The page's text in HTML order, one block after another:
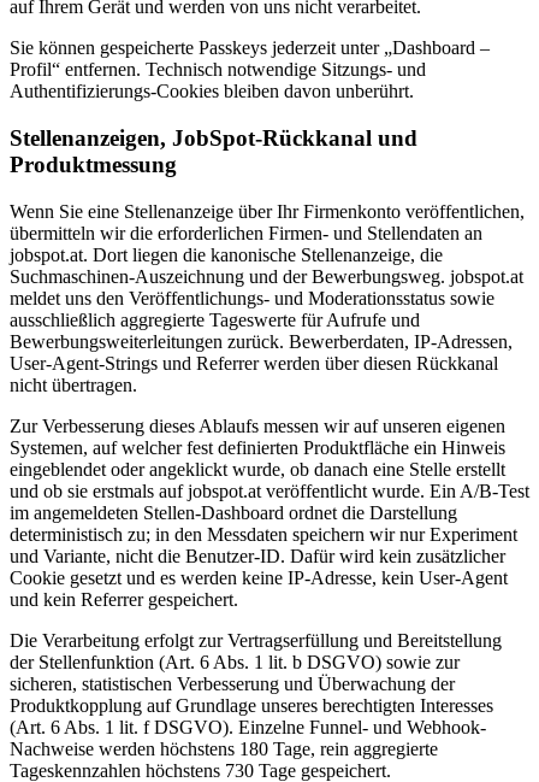
auf Ihrem Gerät und werden von uns nicht verarbeitet.
Sie können gespeicherte Passkeys jederzeit unter „Dashboard –
Profil“ entfernen. Technisch notwendige Sitzungs- und
Authentifizierungs-Cookies bleiben davon unberührt.
Stellenanzeigen, JobSpot-Rückkanal und
Produktmessung
Wenn Sie eine Stellenanzeige über Ihr Firmenkonto veröffentlichen,
übermitteln wir die erforderlichen Firmen- und Stellendaten an
jobspot.at. Dort liegen die kanonische Stellenanzeige, die
Suchmaschinen-Auszeichnung und der Bewerbungsweg. jobspot.at
meldet uns den Veröffentlichungs- und Moderationsstatus sowie
ausschließlich aggregierte Tageswerte für Aufrufe und
Bewerbungsweiterleitungen zurück. Bewerberdaten, IP-Adressen,
User-Agent-Strings und Referrer werden über diesen Rückkanal
nicht übertragen.
Zur Verbesserung dieses Ablaufs messen wir auf unseren eigenen
Systemen, auf welcher fest definierten Produktfläche ein Hinweis
eingeblendet oder angeklickt wurde, ob danach eine Stelle erstellt
und ob sie erstmals auf jobspot.at veröffentlicht wurde. Ein A/B-Test
im angemeldeten Stellen-Dashboard ordnet die Darstellung
deterministisch zu; in den Messdaten speichern wir nur Experiment
und Variante, nicht die Benutzer-ID. Dafür wird kein zusätzlicher
Cookie gesetzt und es werden keine IP-Adresse, kein User-Agent
und kein Referrer gespeichert.
Die Verarbeitung erfolgt zur Vertragserfüllung und Bereitstellung
der Stellenfunktion (Art. 6 Abs. 1 lit. b DSGVO) sowie zur
sicheren, statistischen Verbesserung und Überwachung der
Produktkopplung auf Grundlage unseres berechtigten Interesses
(Art. 6 Abs. 1 lit. f DSGVO). Einzelne Funnel- und Webhook-
Nachweise werden höchstens 180 Tage, rein aggregierte
Tageskennzahlen höchstens 730 Tage gespeichert.